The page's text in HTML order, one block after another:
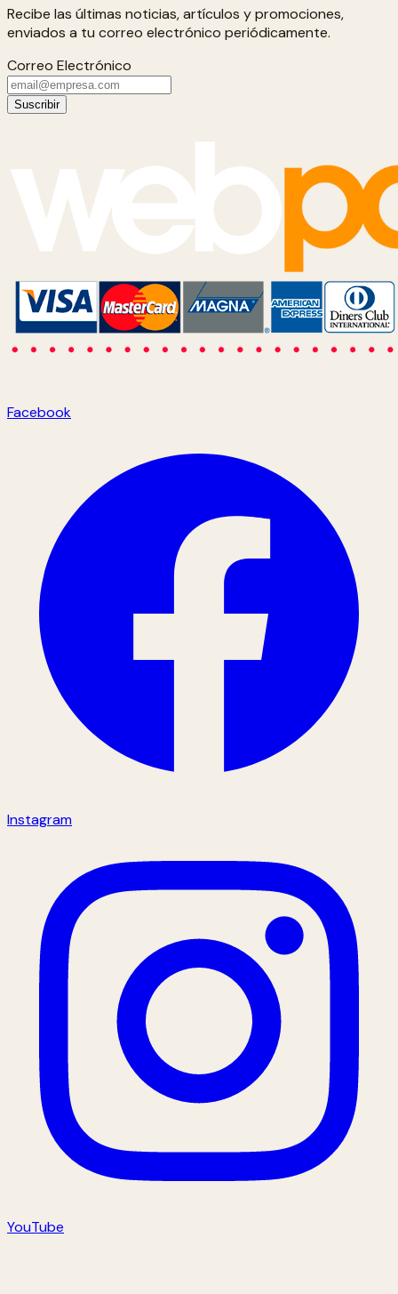
Recibe las últimas noticias, artículos y promociones,
enviados a tu correo electrónico periódicamente.
Correo Electrónico
Suscribir
Facebook
Instagram
YouTube